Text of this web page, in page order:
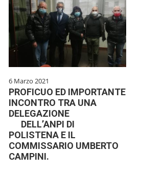
6 Marzo 2021
PROFICUO ED IMPORTANTE
INCONTRO TRA UNA
DELEGAZIONE
DELL’ANPI DI
POLISTENA E IL
COMMISSARIO UMBERTO
CAMPINI.